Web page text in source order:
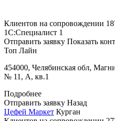
Клиентов на сопровождении
1С:Специалист 1
Отправить заявку Показать
Топ Лайн
454000, Челябинская обл,
№ 11, А, кв.1
Подробнее
Отправить заявку Назад
Цефей Маркет Курган